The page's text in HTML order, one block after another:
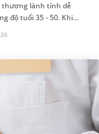
thương lành tính dễ
độ tuổi 35 - 50. Khi
nhiều người
tuyến v...